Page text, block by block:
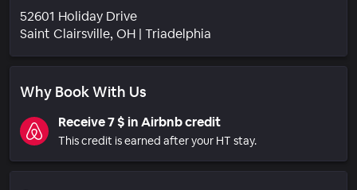
52601 Holiday Drive
Saint Clairsville, OH | Triadelphia
Why Book With Us
Receive 7 $ in Airbnb credit
This credit is earned after your HT stay.